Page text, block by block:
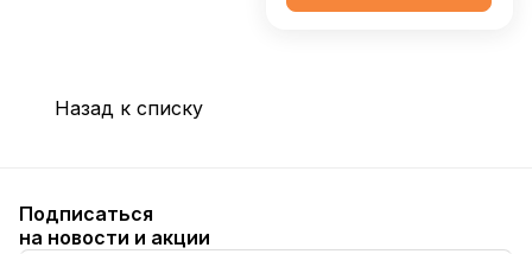
Назад к списку
Подписаться
на новости и акции